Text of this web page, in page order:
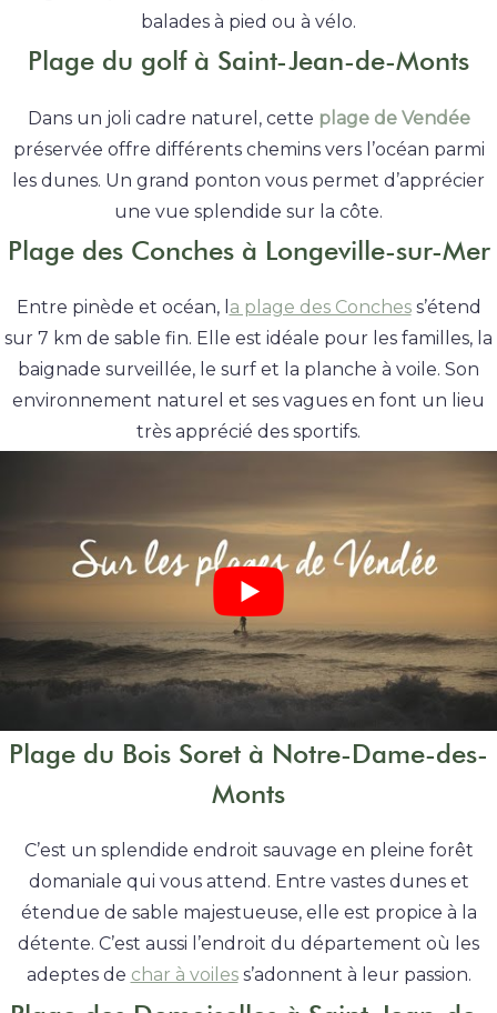
balades à pied ou à vélo.
Plage du golf à Saint-Jean-de-Monts
Dans un joli cadre naturel, cette plage de Vendée
préservée offre différents chemins vers l’océan parmi
les dunes. Un grand ponton vous permet d’apprécier
une vue splendide sur la côte.
Plage des Conches à Longeville-sur-Mer
Entre pinède et océan, l a plage des Conchess’étend
sur 7 km de sable fin. Elle est idéale pour les familles, la
baignade surveillée, le surf et la planche à voile. Son
environnement naturel et ses vagues en font un lieu
très apprécié des sportifs.
Plage du Bois Soret à Notre-Dame-des-
Monts
C’est un splendide endroit sauvage en pleine forêt
domaniale qui vous attend. Entre vastes dunes et
étendue de sable majestueuse, elle est propice à la
détente. C’est aussi l’endroit du département où les
adeptes de char à voiless’adonnent à leur passion.